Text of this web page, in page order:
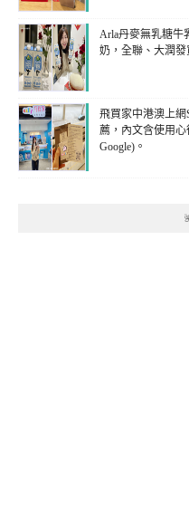
Arla丹麥無乳糖牛
奶，全聯、大潤發
飛買家中港澳上
薦，內文含使用心
Google)。